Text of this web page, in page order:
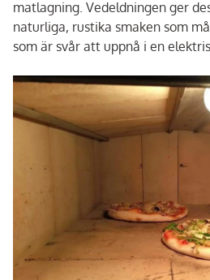
matlagning. Vedeldningen ger
naturliga, rustika smaken som
som är svår att uppnå i en